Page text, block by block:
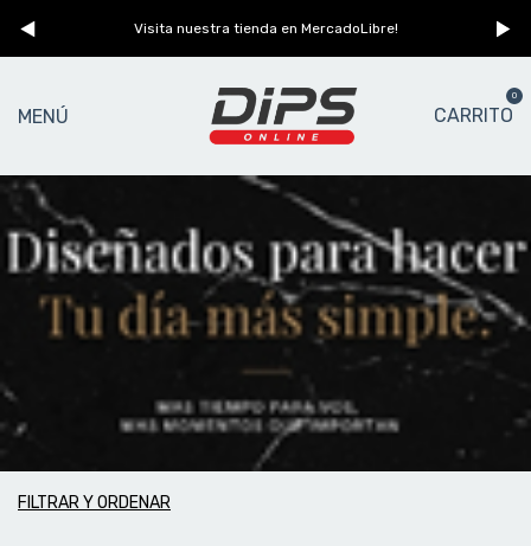
Visita nuestra tienda en MercadoLibre!
MENÚ CARRITO
0
PAVAS
FILTRAR Y ORDENAR